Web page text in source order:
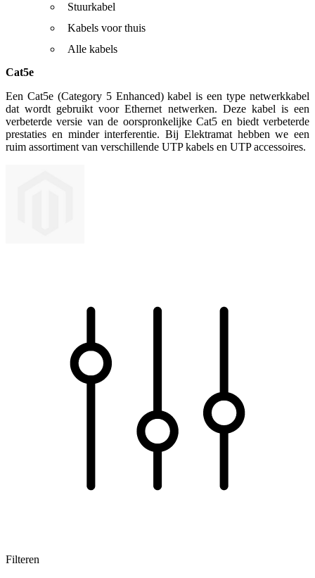
Stuurkabel
Kabels voor thuis
Alle kabels
Cat5e
Een Cat5e (Category 5 Enhanced) kabel is een type netwerkkabel
dat wordt gebruikt voor Ethernet netwerken. Deze kabel is een
verbeterde versie van de oorspronkelijke Cat5 en biedt verbeterde
prestaties en minder interferentie. Bij Elektramat hebben we een
ruim assortiment van verschillende UTP kabels en UTP accessoires.
Filteren